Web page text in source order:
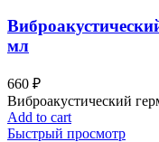
мл
660 ₽
Виброакустический
Add to cart
Быстрый просмотр